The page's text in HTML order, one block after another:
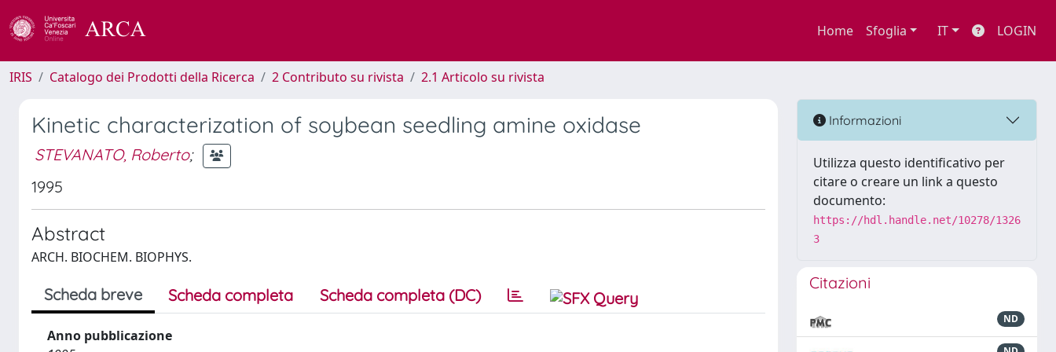
Home Sfoglia IT LOGIN
IRIS Catalogo dei Prodotti della Ricerca 2 Contributo su rivista 2.1 Articolo su rivista
Kinetic characterization of soybean seedling amine oxidase
STEVANATO, Roberto;
1995
Abstract
ARCH. BIOCHEM. BIOPHYS.
Scheda breve Scheda completa Scheda completa (DC)
Anno pubblicazione
Informazioni
Utilizza questo identificativo per
citare o creare un link a questo
documento:
https://hdl.handle.net/10278/1326
3
Citazioni
ND